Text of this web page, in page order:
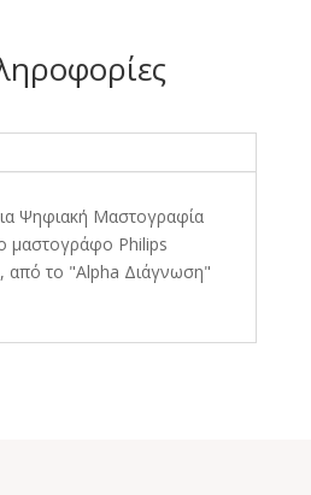
Ψηφιακή Μαστογραφία
μαστογράφο Philips
από το "Alpha Διάγνωση"